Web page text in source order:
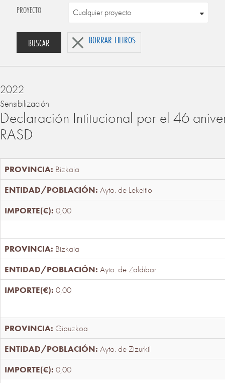
PROYECTO
BUSCAR BORRAR FILTROS
2022
Sensibilización
Declaración Intitucional por el 46
RASD
Bizkaia
Ayto. de Lekeitio
0,00
Bizkaia
Ayto. de Zaldibar
0,00
Gipuzkoa
Ayto. de Zizurkil
0,00